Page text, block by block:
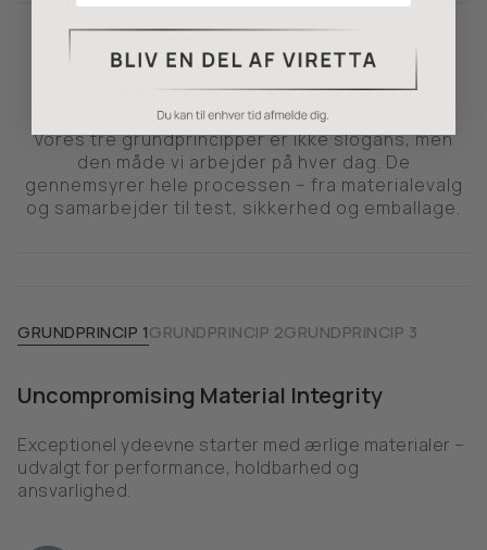
Vores Standarder I Praksis
Vores tre grundprincipper er ikke slogans, men
den måde vi arbejder på hver dag. De
gennemsyrer hele processen – fra materialevalg
og samarbejder til test, sikkerhed og emballage.
GRUNDPRINCIP 1GRUNDPRINCIP 2GRUNDPRINCIP 3
Uncompromising Material Integrity
Exceptionel ydeevne starter med ærlige materialer –
udvalgt for performance, holdbarhed og
ansvarlighed.